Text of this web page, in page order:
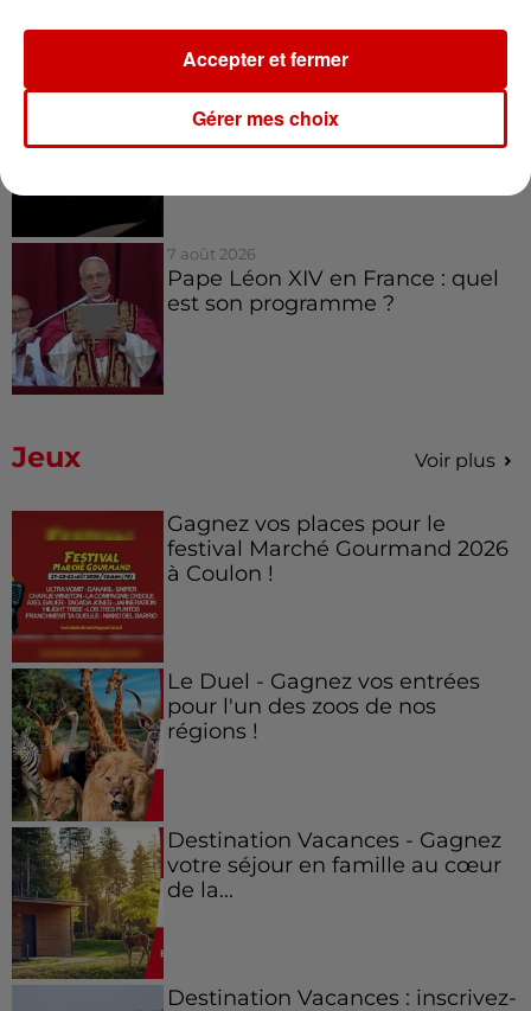
9h45
Cambriolages : plus de 18 000
logements visités en juillet 2026,
7 août 2026
Pape Léon XIV en France : quel
est son programme ?
Jeux Voir plus
Gagnez vos places pour le
festival Marché Gourmand 2026
à Coulon !
Le Duel - Gagnez vos entrées
pour l'un des zoos de nos
régions !
Destination Vacances - Gagnez
votre séjour en famille au cœur
de la...
Destination Vacances : inscrivez-
Gérer mes choix
Accepter et fermer